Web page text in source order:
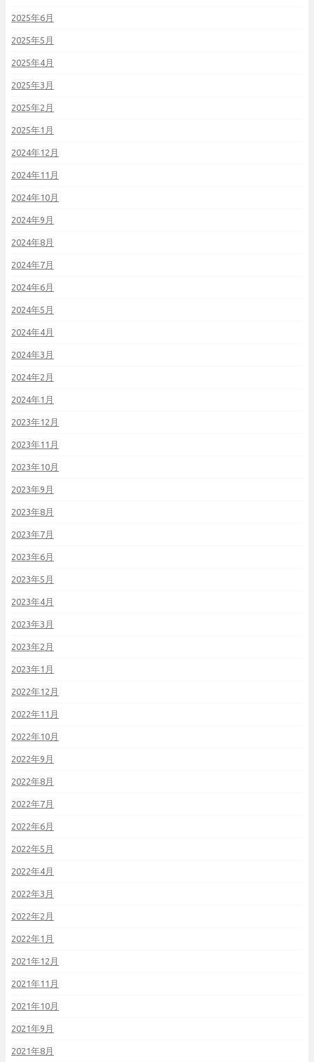
2025年6月
2025年5月
2025年4月
2025年3月
2025年2月
2025年1月
2024年12月
2024年11月
2024年10月
2024年9月
2024年8月
2024年7月
2024年6月
2024年5月
2024年4月
2024年3月
2024年2月
2024年1月
2023年12月
2023年11月
2023年10月
2023年9月
2023年8月
2023年7月
2023年6月
2023年5月
2023年4月
2023年3月
2023年2月
2023年1月
2022年12月
2022年11月
2022年10月
2022年9月
2022年8月
2022年7月
2022年6月
2022年5月
2022年4月
2022年3月
2022年2月
2022年1月
2021年12月
2021年11月
2021年10月
2021年9月
2021年8月